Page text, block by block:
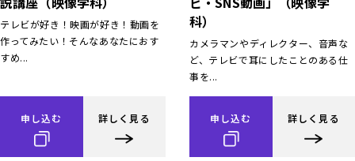
テレビが好き！映画が好き！動画を
作ってみたい！そんなあなたにおす
すめ...
申し込む 詳しく見る
科）
カメラマンやディレクター、音声な
ど、テレビで耳にしたことのある仕
事を...
申し込む 詳しく見る